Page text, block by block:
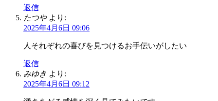
返信
たつや より:
2025年4月6日 09:06
人それぞれの喜びを見つけるお手伝いがしたい
返信
みゆき より:
2025年4月6日 09:12